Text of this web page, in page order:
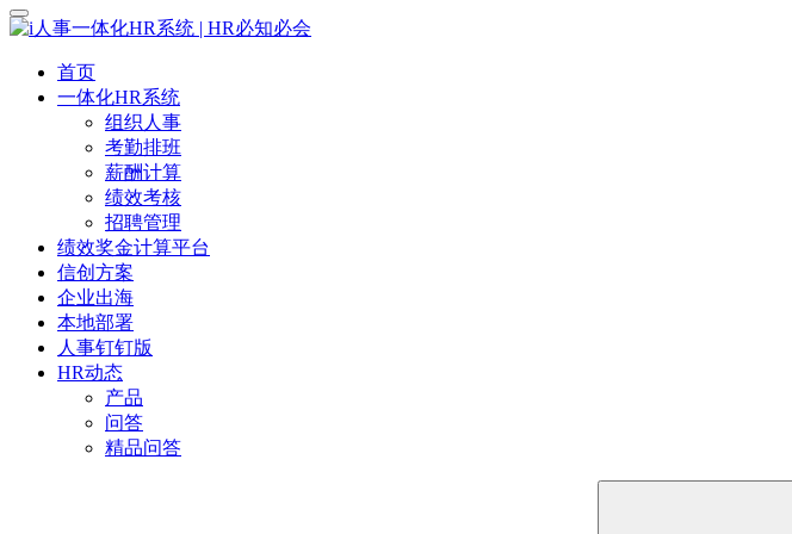
首页
一体化HR系统
组织人事
考勤排班
薪酬计算
绩效考核
招聘管理
绩效奖金计算平台
信创方案
企业出海
本地部署
人事钉钉版
HR动态
产品
问答
精品问答